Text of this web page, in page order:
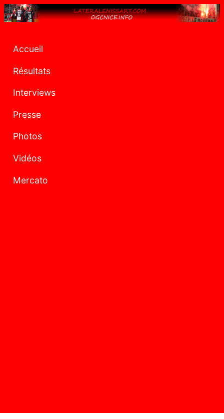
Accueil
Résultats
Interviews
Presse
Photos
Vidéos
Mercato